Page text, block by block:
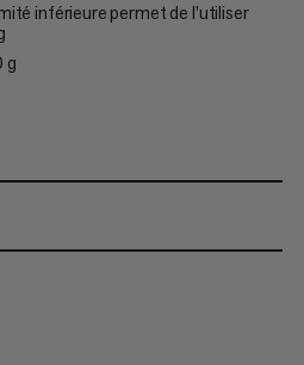
inférieure permet de l’utiliser
g